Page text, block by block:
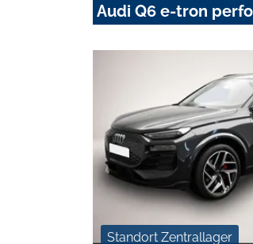
Audi Q6 e-tron
Standort Zentrallager